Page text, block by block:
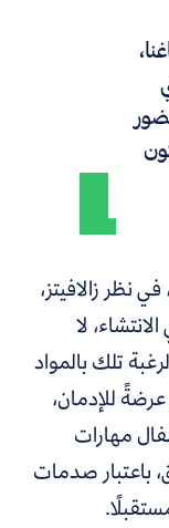
نظر زالافيتز،
لا
تلك بالمواد
للإدمان،
مهارات
باعتبار صدمات